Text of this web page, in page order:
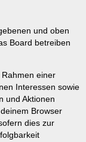
und oben
Board betreiben
einer
Interessen sowie
und Aktionen
Browser
dies zur